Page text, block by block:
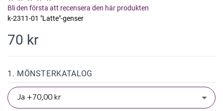
Bli den första att recensera den här produkten
k-2311-01 "Latte"-genser
70 kr
1. MÖNSTERKATALOG